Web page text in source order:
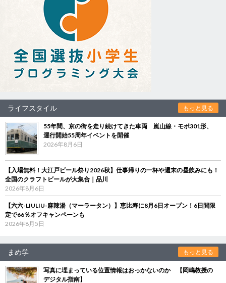
ライフスタイル もっと見る
55年間、京の街を走り続けてきた車両 嵐山線・モボ301形、
運行開始55周年イベントを開催
2026年8月6日
【入場無料！大江戸ビール祭り2026秋】仕事帰りの一杯や週末の昼飲みにも！
全国のクラフトビールが大集合｜品川
2026年8月6日
【六六-LIULIU-麻辣湯（マーラータン）】恵比寿に8月6日オープン！6日間限
定で66％オフキャンペーンも
2026年8月5日
まめ学 もっと見る
写真に埋まっている位置情報はおっかないのか 【岡嶋教授の
デジタル指南】